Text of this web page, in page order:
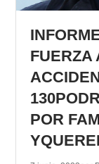
FUERZA
POR